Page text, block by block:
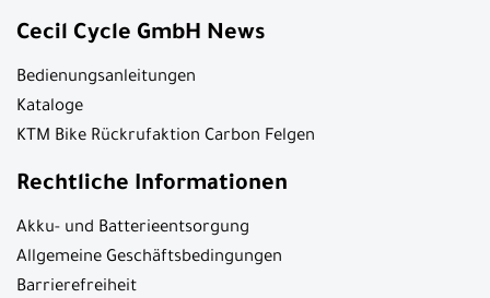
Cecil Cycle GmbH News
Bedienungsanleitungen
Kataloge
KTM Bike Rückrufaktion Carbon Felgen
Rechtliche Informationen
Akku- und Batterieentsorgung
Allgemeine Geschäftsbedingungen
Barrierefreiheit